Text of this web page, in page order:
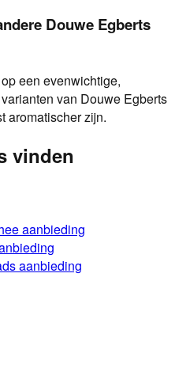
Douwe Egberts
een evenwichtige,
van Douwe Egberts
aromatischer zijn.
vinden
aanbieding
aanbieding